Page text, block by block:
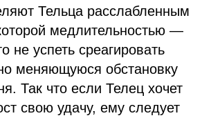
Тельца расслабленным
медлительностью —
не успеть среагировать
меняющуюся обстановку
Так что если Телец хочет
свою удачу, ему следует